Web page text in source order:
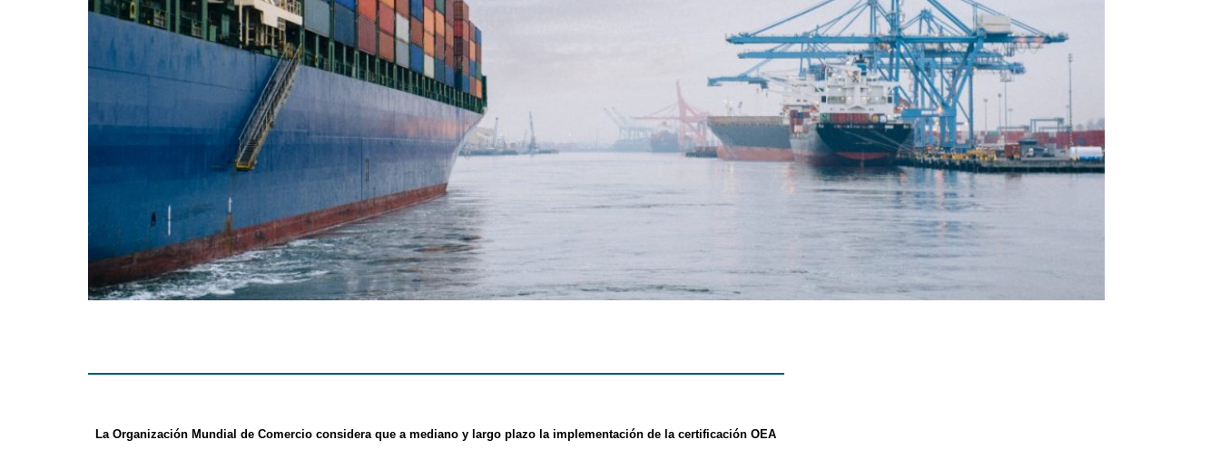
La Organización Mundial de Comercio considera que a mediano y largo plazo la implementación de la certificación OEA